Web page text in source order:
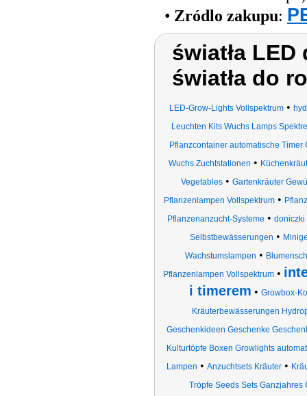
• Zródlo zakupu:
światła
światła do
LED-Grow-Lights Vollspektrum •
Leuchten Kits Wuchs Lamps
Pflanzcontainer automatische Timer
Wuchs Zuchtstationen •
Vegetables • Gartenkräuter
Pflanzenlampen Vollspektrum•
Pflanzenanzucht-Systeme • doniczki
Selbstbewässerungen •
Wachstumslampen •
Pflanzenlampen Vollspektrum •
i timerem • Growbox-
Kräuterbewässerungen
Geschenkideen Geschenke
Kulturtöpfe Boxen Growlights
Lampen • Anzuchtsets Kräuter •
Tröpfe Seeds Sets Ganzjahres